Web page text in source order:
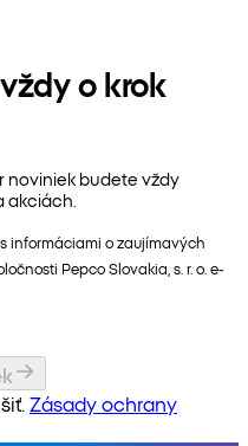
o krok
noviniek budete vždy
akciách.
informáciami o zaujímavých
Pepco Slovakia, s. r. o. e-
Zásady ochrany